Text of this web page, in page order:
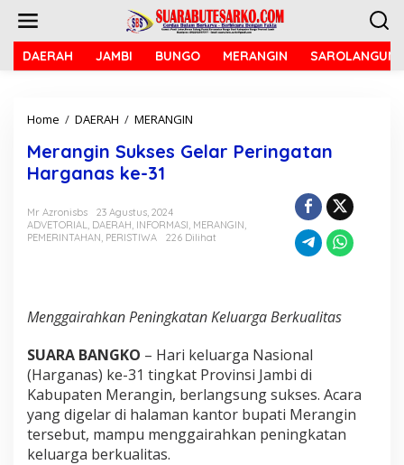
DAERAH JAMBI BUNGO MERANGIN SAROLANGUN
Home / DAERAH / MERANGIN
r
n
e
e
l
a
r
P
e
Merangin Sukses Gelar Peringatan
Harganas ke-31
Mr Azronisbs
23 Agustus, 2024
ADVETORIAL, DAERAH, INFORMASI, MERANGIN,
PEMERINTAHAN, PERISTIWA 226 Dilihat
Menggairahkan Peningkatan Keluarga Berkualitas
SUARA BANGKO – Hari keluarga Nasional
(Harganas) ke-31 tingkat Provinsi Jambi di
Kabupaten Merangin, berlangsung sukses. Acara
yang digelar di halaman kantor bupati Merangin
tersebut, mampu menggairahkan peningkatan
keluarga berkualitas.